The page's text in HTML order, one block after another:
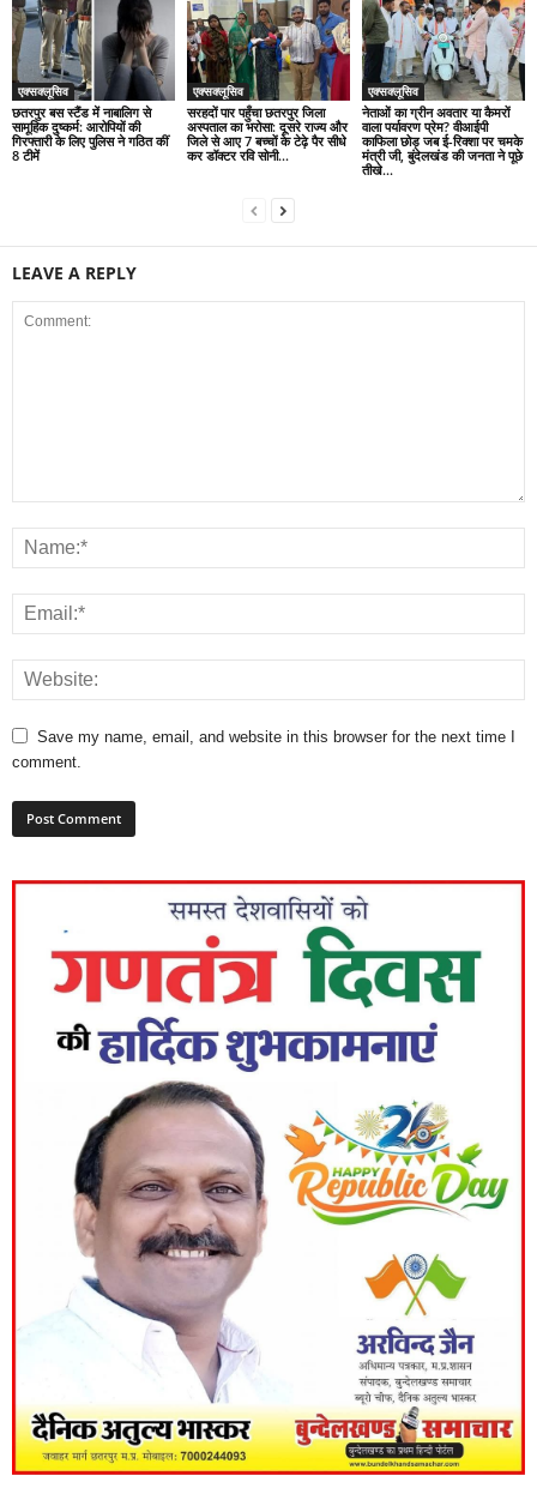
एक्सक्लूसिव
छतरपुर बस स्टैंड में नाबालिग से
सामूहिक दुष्कर्म: आरोपियों की
गिरफ्तारी के लिए पुलिस ने गठित कीं
8 टीमें
एक्सक्लूसिव
सरहदों पार पहुँचा छतरपुर जिला
अस्पताल का भरोसा: दूसरे राज्य और
जिले से आए 7 बच्चों के टेढ़े पैर सीधे
कर डॉक्टर रवि सोनी...
एक्सक्लूसिव
नेताओं का ग्रीन अवतार या कैमरों
वाला पर्यावरण प्रेम? वीआईपी
काफिला छोड़ जब ई-रिक्शा पर चमके
मंत्री जी, बुंदेलखंड की जनता ने पूछे
तीखे...
LEAVE A REPLY
Save my name, email, and website in this browser for the next time I
comment.